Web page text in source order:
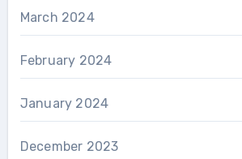
March 2024
February 2024
January 2024
December 2023